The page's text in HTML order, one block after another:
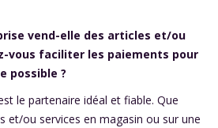
vend-elle des articles et/ou
vous faciliter les paiements pour
possible ?
le partenaire idéal et fiable. Que
et/ou services en magasin ou sur une